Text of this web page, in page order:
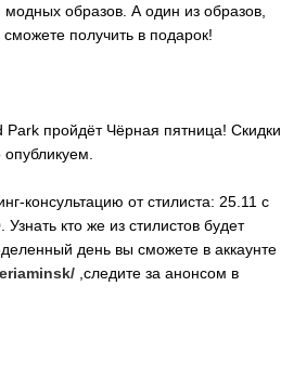
образов. А один из образов,
получить в подарок!
пройдёт Чёрная пятница! Скидки
консультацию от стилиста: 25.11 с
кто же из стилистов будет
день вы сможете в аккаунте
,следите за анонсом в